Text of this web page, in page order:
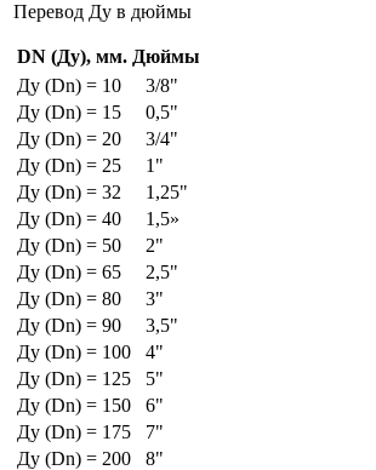
Перевод Ду в дюймы
DN (Ду), мм. Дюймы
Ду (Dn) = 10
3/8"
Ду (Dn) = 15
0,5"
Ду (Dn) = 20
3/4"
Ду (Dn) = 25
1"
Ду (Dn) = 32
1,25"
Ду (Dn) = 40
1,5»
Ду (Dn) = 50
2"
Ду (Dn) = 65
2,5"
Ду (Dn) = 80
3"
Ду (Dn) = 90
3,5"
Ду (Dn) = 100
4"
Ду (Dn) = 125
5"
Ду (Dn) = 150
6"
Ду (Dn) = 175
7"
Ду (Dn) = 200
8"